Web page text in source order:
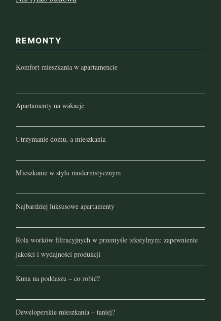
REMONTY
Komfort mieszkania w apartamencie
Apartamenty na wakacje
Utrzymanie domu, a mieszkania
Mieszkanie w stylu modernistycznym
Najbardziej luksusowe apartamenty
Rola worków filtracyjnych w przemyśle tekstylnym: zapewnienie
jakości i wydajności produkcji
Kuna na poddaszu – co robić?
Deweloperskie mieszkania – taniej?